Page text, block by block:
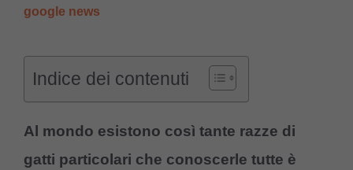
google news
Indice dei contenuti
Al mondo esistono così tante razze di
gatti particolari che conoscerle tutte è